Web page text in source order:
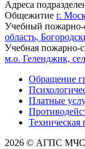
Адреса
Общежитие г.
Учебный пожарно-
область,
Учебная пожарно-
м.о. Геленджик,
Обращение
Платные
Техническая
2026 © АГПС